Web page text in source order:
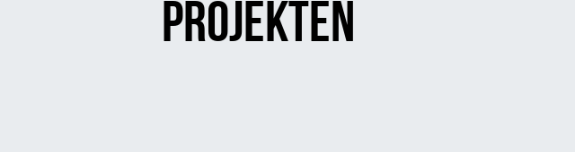
Projekten